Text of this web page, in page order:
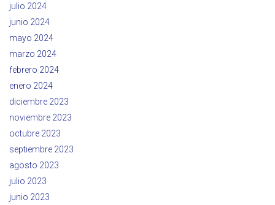
julio 2024
junio 2024
mayo 2024
marzo 2024
febrero 2024
enero 2024
diciembre 2023
noviembre 2023
octubre 2023
septiembre 2023
agosto 2023
julio 2023
junio 2023